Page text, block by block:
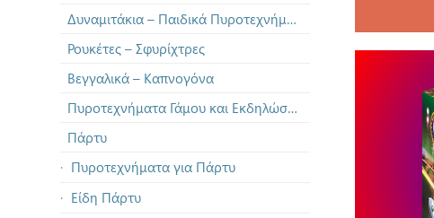
Δυναμιτάκια – Παιδικά Πυροτεχνήματα
Ρουκέτες – Σφυρίχτρες
Βεγγαλικά – Καπνογόνα
Πυροτεχνήματα Γάμου και Εκδηλώσεων
Πάρτυ
Πυροτεχνήματα για Πάρτυ
Είδη Πάρτυ